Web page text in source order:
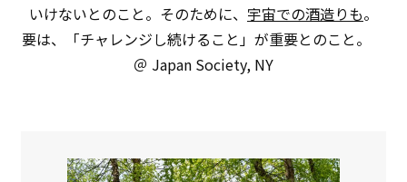
いけないとのこと。そのために、 宇宙での酒造りも。
要は、「チャレンジし続けること」が重要とのこと。
＠ Japan Society, NY